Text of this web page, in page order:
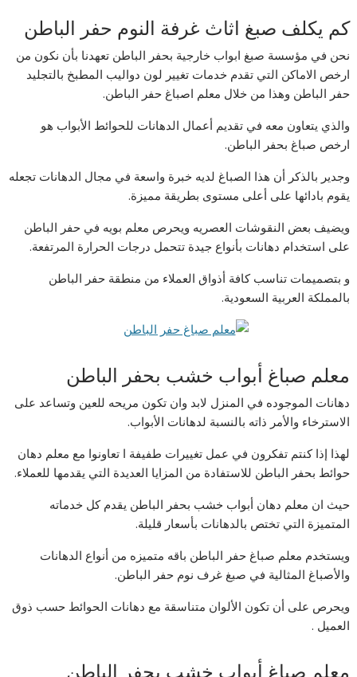
كم يكلف صبغ اثاث غرفة النوم حفر الباطن
نحن في مؤسسة صبغ ابواب خارجية بحفر الباطن تعهدنا بأن نكون من
ارخص الاماكن التي تقدم خدمات تغيير لون دواليب المطبخ بالتجليد
حفر الباطن وهذا من خلال معلم اصباغ حفر الباطن.
والذي يتعاون معه في تقديم أعمال الدهانات للحوائط الأبواب هو
ارخص صباغ بحفر الباطن.
وجدير بالذكر أن هذا الصباغ لديه خبرة واسعة في مجال الدهانات تجعله
يقوم بادائها على أعلى مستوى بطريقة مميزة.
ويضيف بعض النقوشات العصريه ويحرص معلم بويه في حفر الباطن
على استخدام دهانات بأنواع جيدة تتحمل درجات الحرارة المرتفعة.
و بتصميمات تناسب كافة أذواق العملاء من منطقة حفر الباطن
بالمملكة العربية السعودية.
معلم صباغ أبواب خشب بحفر الباطن
دهانات الموجوده في المنزل لابد وان تكون مريحه للعين وتساعد على
الاسترخاء والأمر ذاته بالنسبة لدهانات الأبواب.
لهذا إذا كنتم تفكرون في عمل تغييرات طفيفة ا تعاونوا مع معلم دهان
حوائط بحفر الباطن للاستفادة من المزايا العديدة التي يقدمها للعملاء.
حيث ان معلم دهان أبواب خشب بحفر الباطن يقدم كل خدماته
المتميزة التي تختص بالدهانات بأسعار قليلة.
ويستخدم معلم صباغ حفر الباطن باقه متميزه من أنواع الدهانات
والأصباغ المثالية في صبغ غرف نوم حفر الباطن.
ويحرص على أن تكون الألوان متناسقة مع دهانات الحوائط حسب ذوق
العميل .
معلم صباغ أبواب خشب بحفر الباطن